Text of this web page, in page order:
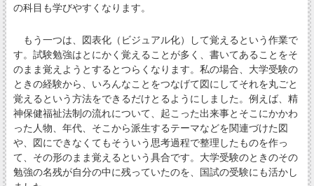
の科目も学びやすくなります。
もう一つは、図表化（ビジュアル化）して覚えるという作業で
す。試験勉強はとにかく覚えることが多く、書いてあることをそ
のまま覚えようとするとつらくなります。私の場合、大学受験の
ときの経験から、いろんなことをつなげて図にしてそれを丸ごと
覚えるという方法をできるだけとるようにしました。例えば、精
神保健福祉法制の流れについて、起こった出来事とそこにかかわ
った人物、年代、そこから派生するテーマなどを関連づけた図
や、図にできなくてもそういう思考過程で整理したものを作っ
て、その形のまま覚えるという具合です。大学受験のときのその
勉強の名残が自分の中に残っていたのを、国試の受験にも活かし